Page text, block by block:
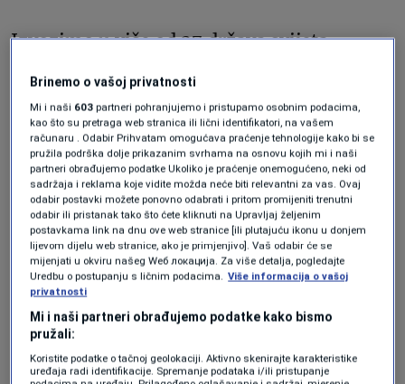
Izvozimo u više od 27 država svijeta,
Bliskog istoka. 2023. je bila rekordna,
najuspješnija godina do sada od osnivanja
AS holdinga. Te rezultate smo ostvarili
kroz godine rada, prije 10,15 godina imali
smo ambiciju i entuzijazam da izvozimo
izvan tržišta BiH, što je odredilo i neke
poslovne odluke koje smo donosili tada. To
nas je danas dovelo do iznosa od preko 60
miliona maraka u plasmanu naših gotovih
proizvoda u sve ove države. Naš brend kafe
Brinemo o vašoj privatnosti
Mi i naši 603 partneri pohranjujemo i pristupamo osobnim podacima,
kao što su pretraga web stranica ili lični identifikatori, na vašem
računaru . Odabir Prihvatam omogućava praćenje tehnologije kako bi se
pružila podrška dolje prikazanim svrhama na osnovu kojih mi i naši
partneri obrađujemo podatke Ukoliko je praćenje onemogućeno, neki od
sadržaja i reklama koje vidite možda neće biti relevantni za vas. Ovaj
odabir postavki možete ponovno odabrati i pritom promijeniti trenutni
odabir ili pristanak tako što ćete kliknuti na Upravljaj željenim
postavkama link na dnu ove web stranice [ili plutajuću ikonu u donjem
lijevom dijelu web stranice, ako je primjenjivo]. Vaš odabir će se
mijenjati u okviru našeg Wеб локација. Za više detalja, pogledajte
Uredbu o postupanju s ličnim podacima. Više informacija o vašoj
privatnosti
Mi i naši partneri obrađujemo podatke kako bismo
pružali:
Koristite podatke o tačnoj geolokaciji. Aktivno skenirajte karakteristike
uređaja radi identifikacije. Spremanje podataka i/ili pristupanje